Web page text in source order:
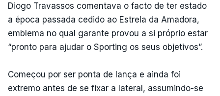
Diogo Travassos comentava o facto de ter estado
a época passada cedido ao Estrela da Amadora,
emblema no qual garante provou a si próprio estar
“pronto para ajudar o Sporting os seus objetivos”.
Começou por ser ponta de lança e ainda foi
extremo antes de se fixar a lateral, assumindo-se